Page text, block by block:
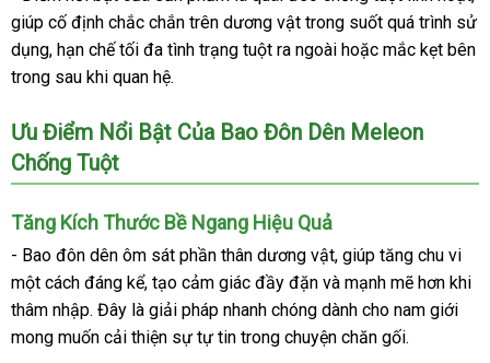
giúp cố định chắc chắn trên dương vật trong suốt quá trình sử
dụng, hạn chế tối đa tình trạng tuột ra ngoài hoặc mắc kẹt bên
trong sau khi quan hệ.
Ưu Điểm Nổi Bật Của Bao Đôn Dên Meleon
Chống Tuột
Tăng Kích Thước Bề Ngang Hiệu Quả
- Bao đôn dên ôm sát phần thân dương vật, giúp tăng chu vi
một cách đáng kể, tạo cảm giác đầy đặn và mạnh mẽ hơn khi
thâm nhập. Đây là giải pháp nhanh chóng dành cho nam giới
mong muốn cải thiện sự tự tin trong chuyện chăn gối.